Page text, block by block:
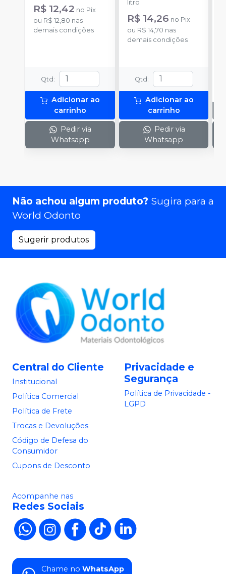
R$ 12,42 no Pix
ou R$ 12,80 nas
demais condições
Qtd :
Adicionar ao
carrinho
Pedir via
Whatsapp
litro
R$ 14,26 no Pix
ou R$ 14,70 nas
demais condições
Qtd :
Adicionar ao
carrinho
Pedir via
Whatsapp
Não achou algum produto? Sugira para a
World Odonto
Sugerir produtos
Central do Cliente
Institucional
Política Comercial
Política de Frete
Trocas e Devoluções
Código de Defesa do
Consumidor
Cupons de Desconto
Privacidade e
Segurança
Política de Privacidade -
LGPD
Acompanhe nas
Redes Sociais
Chame no WhatsApp